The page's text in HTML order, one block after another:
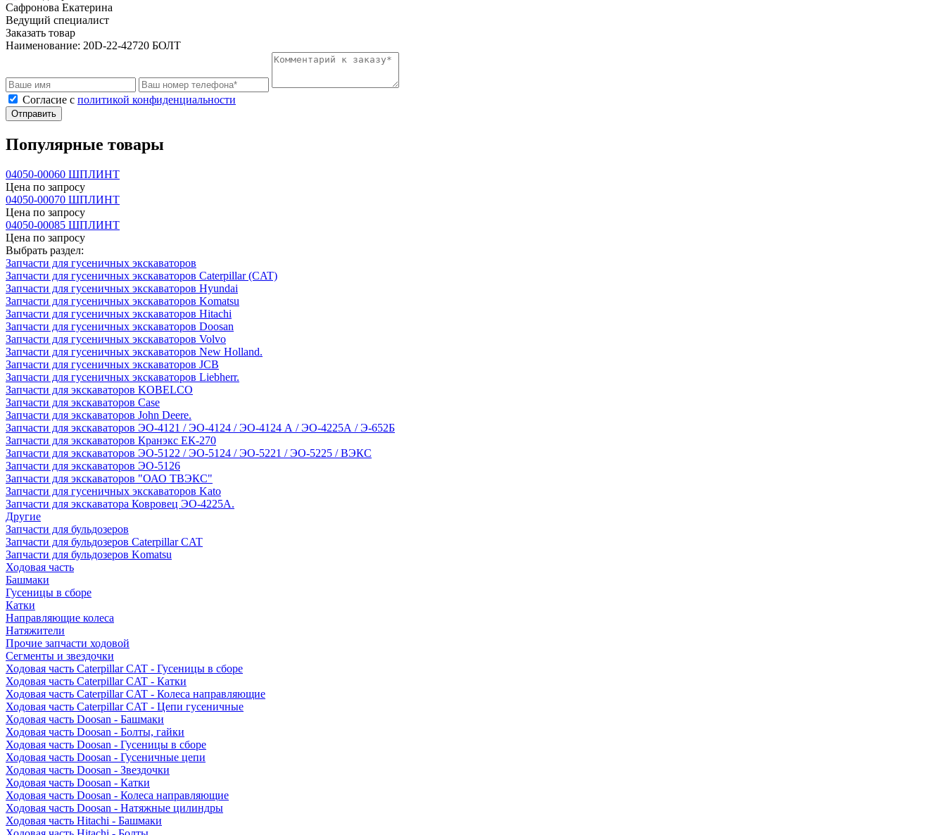
Сафронова Екатерина
Ведущий специалист
Заказать товар
Наименование: 20D-22-42720 БОЛТ
Cогласие с политикой конфиденциальности
Отправить
Популярные товары
04050-00060 ШПЛИНТ
Цена по запросу
04050-00070 ШПЛИНТ
Цена по запросу
04050-00085 ШПЛИНТ
Цена по запросу
Выбрать раздел:
Запчасти для гусеничных экскаваторов
Запчасти для гусеничных экскаваторов Caterpillar (CAT)
Запчасти для гусеничных экскаваторов Hyundai
Запчасти для гусеничных экскаваторов Komatsu
Запчасти для гусеничных экскаваторов Hitachi
Запчасти для гусеничных экскаваторов Doosan
Запчасти для гусеничных экскаваторов Volvo
Запчасти для гусеничных экскаваторов New Holland.
Запчасти для гусеничных экскаваторов JCB
Запчасти для гусеничных экскаваторов Liebherr.
Запчасти для экскаваторов KOBELCO
Запчасти для экскаваторов Case
Запчасти для экскаваторов John Deere.
Запчасти для экскаваторов ЭО-4121 / ЭО-4124 / ЭО-4124 А / ЭО-4225А / Э-652Б
Запчасти для экскаваторов Кранэкс ЕК-270
Запчасти для экскаваторов ЭО-5122 / ЭО-5124 / ЭО-5221 / ЭО-5225 / ВЭКС
Запчасти для экскаваторов ЭО-5126
Запчасти для экскаваторов "ОАО ТВЭКС"
Запчасти для гусеничных экскаваторов Kato
Запчасти для экскаватора Ковровец ЭО-4225А.
Другие
Запчасти для бульдозеров
Запчасти для бульдозеров Caterpillar CAT
Запчасти для бульдозеров Komatsu
Ходовая часть
Башмаки
Гусеницы в сборе
Катки
Направляющие колеса
Натяжители
Прочие запчасти ходовой
Сегменты и звездочки
Ходовая часть Caterpillar CAT - Гусеницы в сборе
Ходовая часть Caterpillar CAT - Катки
Ходовая часть Caterpillar CAT - Колеса направляющие
Ходовая часть Caterpillar CAT - Цепи гусеничные
Ходовая часть Doosan - Башмаки
Ходовая часть Doosan - Болты, гайки
Ходовая часть Doosan - Гусеницы в сборе
Ходовая часть Doosan - Гусеничные цепи
Ходовая часть Doosan - Звездочки
Ходовая часть Doosan - Катки
Ходовая часть Doosan - Колеса направляющие
Ходовая часть Doosan - Натяжные цилиндры
Ходовая часть Hitachi - Башмаки